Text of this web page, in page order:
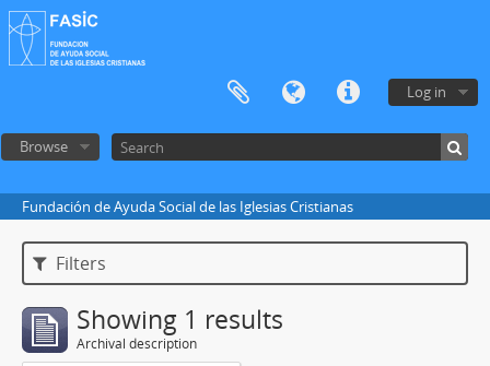
Log in
Browse
Fundación de Ayuda Social de las Iglesias Cristianas
Filters
Showing 1 results
Archival description